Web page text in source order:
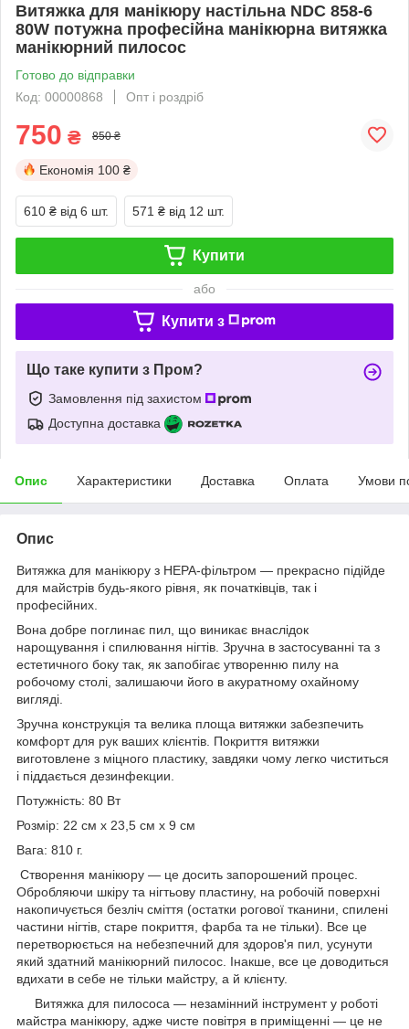
Витяжка для манікюру настільна NDC 858-6
80W потужна професійна манікюрна витяжка
манікюрний пилосос
Готово до відправки
Код: 00000868
Опт і роздріб
750 ₴ 850 ₴
Економія 100 ₴
610 ₴ від 6 шт. 571 ₴ від 12 шт.
Купити
або
Купити з
Що таке купити з Пром?
Замовлення під захистом
Доступна доставка
Опис Характеристики Доставка Оплата Умови
Опис
Витяжка для манікюру з НЕРА-фільтром — прекрасно підійде
для майстрів будь-якого рівня, як початківців, так і
професійних.
Вона добре поглинає пил, що виникає внаслідок
нарощування і спилювання нігтів. Зручна в застосуванні та з
естетичного боку так, як запобігає утворенню пилу на
робочому столі, залишаючи його в акуратному охайному
вигляді.
Зручна конструкція та велика площа витяжки забезпечить
комфорт для рук ваших клієнтів. Покриття витяжки
виготовлене з міцного пластику, завдяки чому легко чиститься
і піддається дезинфекции.
Потужність: 80 Вт
Розмір: 22 см х 23,5 см х 9 см
Вага: 810 г.
Створення манікюру — це досить запорошений процес.
Обробляючи шкіру та нігтьову пластину, на робочій поверхні
накопичується безліч сміття (остатки рогової тканини, спилені
частини нігтів, старе покриття, фарба та не тільки). Все це
перетворюється на небезпечний для здоров'я пил, усунути
який здатний манікюрний пилосос. Інакше, все це доводиться
вдихати в себе не тільки майстру, а й клієнту.
Витяжка для пилососа — незамінний інструмент у роботі
майстра манікюру, адже чисте повітря в приміщенні — це не